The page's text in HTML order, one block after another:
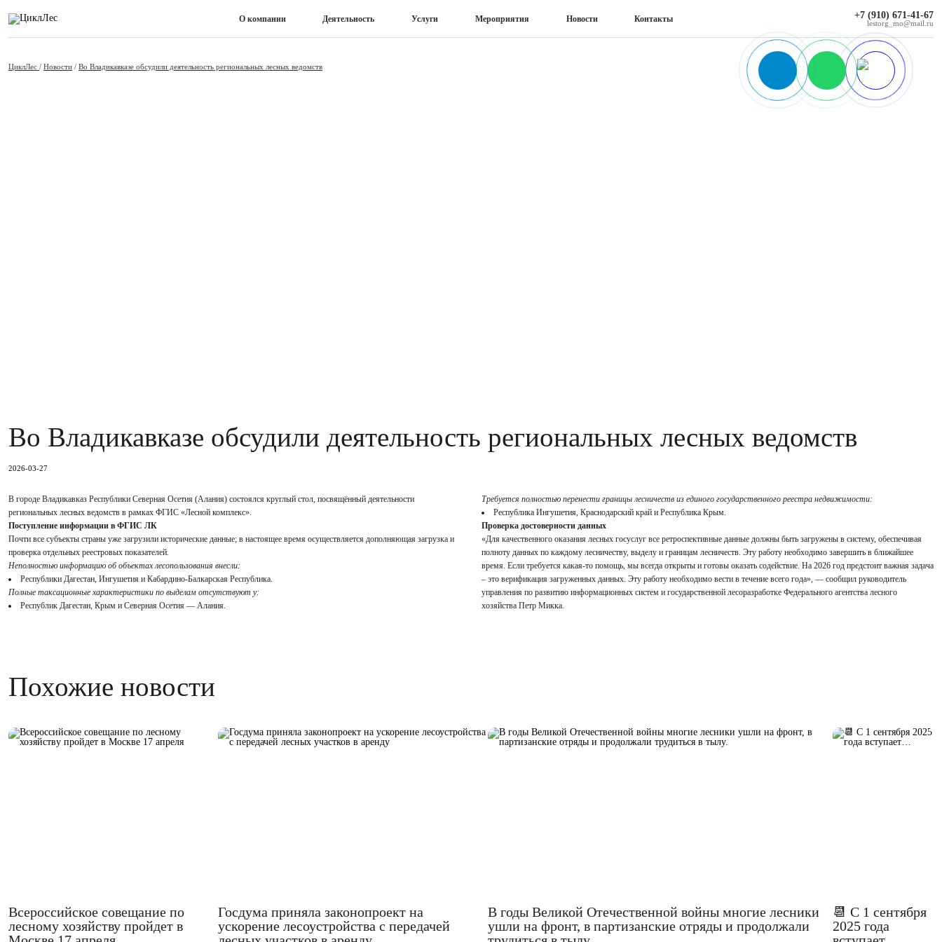
О компании Деятельность Услуги Мероприятия Новости Контакты +7 (910) 671-41-67
lestorg_mo@mail.ru
ЦиклЛес / Новости / Во Владикавказе обсудили деятельность региональных лесных ведомств
Во Владикавказе обсудили деятельность региональных лесных ведомств
2026-03-27
В городе Владикавказ Республики Северная Осетия (Алания) состоялся круглый стол, посвящённый деятельности
региональных лесных ведомств в рамках ФГИС «Лесной комплекс».
Поступление информации в ФГИС ЛК
Почти все субъекты страны уже загрузили исторические данные; в настоящее время осуществляется дополняющая загрузка и
проверка отдельных реестровых показателей.
Неполностью информацию об объектах лесопользования внесли:
Республики Дагестан, Ингушетия и Кабардино-Балкарская Республика.
Полные таксационные характеристики по выделам отсутствуют у:
Республик Дагестан, Крым и Северная Осетия — Алания.
Требуется полностью перенести границы лесничеств из единого государственного реестра недвижимости:
Республика Ингушетия, Краснодарский край и Республика Крым.
Проверка достоверности данных
«Для качественного оказания лесных госуслуг все ретроспективные данные должны быть загружены в систему, обеспечивая
полноту данных по каждому лесничеству, выделу и границам лесничеств. Эту работу необходимо завершить в ближайшее
время. Если требуется какая-то помощь, мы всегда открыты и готовы оказать содействие. На 2026 год предстоит важная задача
– это верификация загруженных данных. Эту работу необходимо вести в течение всего года», — сообщил руководитель
управления по развитию информационных систем и государственной лесоразработке Федерального агентства лесного
хозяйства Петр Микка.
Похожие новости
Всероссийское совещание по
лесному хозяйству пройдет в
Госдума приняла законопроект на
ускорение лесоустройства с передачей
В годы Великой Отечественной войны многие лесники
ушли на фронт, в партизанские отряды и продолжали
📆 С 1 сентября
2025 года